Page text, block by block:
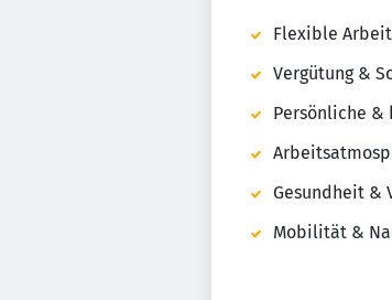
Flexible
Vergütung &
Persönliche &
Gesundheit &
Mobilität &